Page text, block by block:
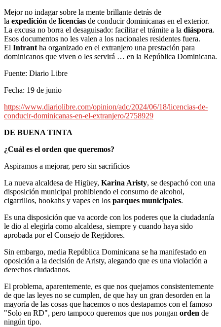
Mejor no indagar sobre la mente brillante detrás de
la expedición de licencias de conducir dominicanas en el exterior.
La excusa no borra el desaguisado: facilitar el trámite a la diáspora.
Esos documentos no les valen a los nacionales residentes fuera.
El Intrant ha organizado en el extranjero una prestación para
dominicanos que viven o les servirá … en la República Dominicana.
Fuente: Diario Libre
Fecha: 19 de junio
https://www.diariolibre.com/opinion/adc/2024/06/18/licencias-de-
conducir-dominicanas-en-el-extranjero/2758929
DE BUENA TINTA
¿Cuál es el orden que queremos?
Aspiramos a mejorar, pero sin sacrificios
La nueva alcaldesa de Higüey, Karina Aristy, se despachó con una
disposición municipal prohibiendo el consumo de alcohol,
cigarrillos, hookahs y vapes en los parques municipales.
Es una disposición que va acorde con los poderes que la ciudadanía
le dio al elegirla como alcaldesa, siempre y cuando haya sido
aprobada por el Consejo de Regidores.
Sin embargo, media República Dominicana se ha manifestado en
oposición a la decisión de Aristy, alegando que es una violación a
derechos ciudadanos.
El problema, aparentemente, es que nos quejamos consistentemente
de que las leyes no se cumplen, de que hay un gran desorden en la
mayoría de las cosas que hacemos o nos destapamos con el famoso
"Solo en RD", pero tampoco queremos que nos pongan orden de
ningún tipo.